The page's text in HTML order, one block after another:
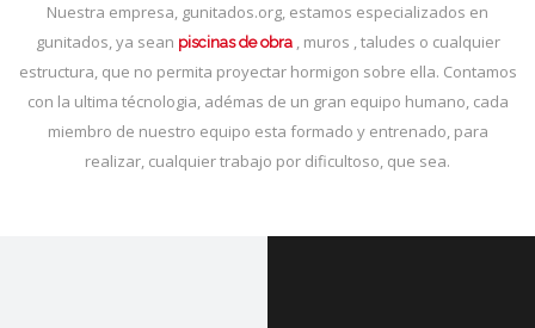
Nuestra empresa, gunitados.org, estamos especializados en
gunitados, ya sean piscinas de obra, muros , taludes o cualquier
estructura, que no permita proyectar hormigon sobre ella. Contamos
con la ultima técnologia, adémas de un gran equipo humano, cada
miembro de nuestro equipo esta formado y entrenado, para
realizar, cualquier trabajo por dificultoso, que sea.